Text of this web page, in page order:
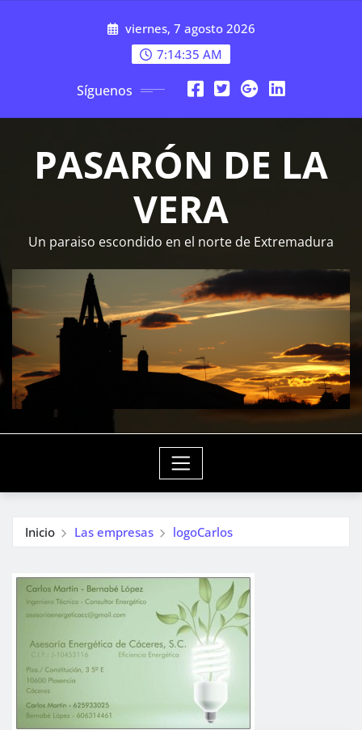
viernes, 7 agosto 2026
7:14:36 AM
Síguenos
PASARÓN DE LA
VERA
Un paraiso escondido en el norte de Extremadura
Inicio Las empresas logoCarlos